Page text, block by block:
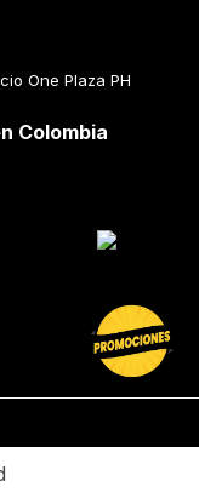
One Plaza PH
Colombia